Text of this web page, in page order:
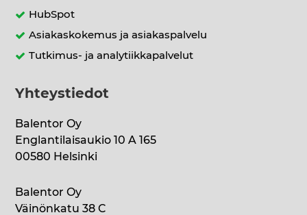
HubSpot
Asiakaskokemus ja asiakaspalvelu
Tutkimus- ja analytiikkapalvelut
Yhteystiedot
Balentor Oy
Englantilaisaukio 10 A 165
00580 Helsinki
Balentor Oy
Väinönkatu 38 C